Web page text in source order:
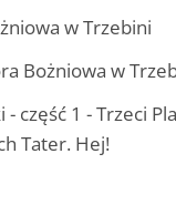
w Trzebini
Bożniowa w
część 1 - Trzeci
Tater. Hej!